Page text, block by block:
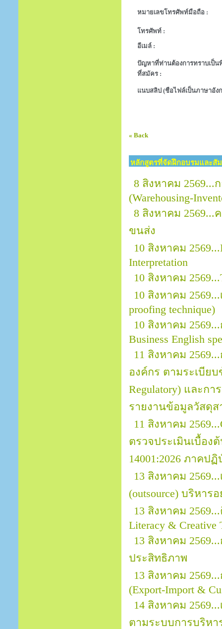
หมายเลขโทรศัพท์มือถือ :
โทรศัพท์ :
อีเมล์ :
ปัญหาที่ท่านต้องการทราบเป็นพิ
ที่สมัคร :
แนบสลิป (ชือไฟล์เป็นภาษาอัง
« Back
หลักสูตรที่จัดฝึกอบรมและสัม
8 สิงหาคม
(Warehousing-
8 สิงหาคม
ขนส่ง
10 สิงหาคม
Interpretation
10 สิงหาคม
10 สิงหาคม
proofing technique)
10 สิงหาคม
Business English
11 สิงหาคม
องค์กร ตามระเบีย
Regulatory) และก
รายงานข้อมูลวัสดุ
11 สิงหาคม
ตรวจประเมินเบื้อง
14001:2026 ภาคป
13 สิงหาคม
(outsource) บริหาร
13 สิงหาคม
Literacy & Creative
13 สิงหาคม
ประสิทธิภาพ
13 สิงหาคม
(Export-Import &
14 สิงหาคม
ตามระบบการบริหา